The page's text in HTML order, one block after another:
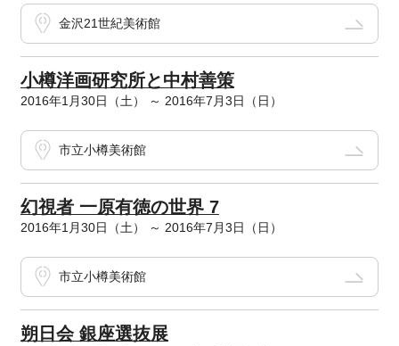
金沢21世紀美術館
小樽洋画研究所と中村善策
2016年1月30日（土） ～ 2016年7月3日（日）
市立小樽美術館
幻視者 一原有徳の世界 7
2016年1月30日（土） ～ 2016年7月3日（日）
市立小樽美術館
朔日会 銀座選抜展